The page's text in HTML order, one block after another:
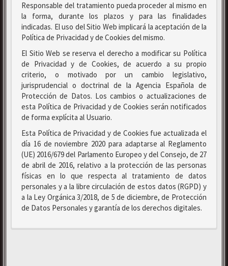
Responsable del tratamiento pueda proceder al mismo en
la forma, durante los plazos y para las finalidades
indicadas. El uso del Sitio Web implicará la aceptación de la
Política de Privacidad y de Cookies del mismo.
El Sitio Web se reserva el derecho a modificar su Política
de Privacidad y de Cookies, de acuerdo a su propio
criterio, o motivado por un cambio legislativo,
jurisprudencial o doctrinal de la Agencia Española de
Protección de Datos. Los cambios o actualizaciones de
esta Política de Privacidad y de Cookies serán notificados
de forma explícita al Usuario.
Esta Política de Privacidad y de Cookies fue actualizada el
día 16 de noviembre 2020 para adaptarse al Reglamento
(UE) 2016/679 del Parlamento Europeo y del Consejo, de 27
de abril de 2016, relativo a la protección de las personas
físicas en lo que respecta al tratamiento de datos
personales y a la libre circulación de estos datos (RGPD) y
a la Ley Orgánica 3/2018, de 5 de diciembre, de Protección
de Datos Personales y garantía de los derechos digitales.